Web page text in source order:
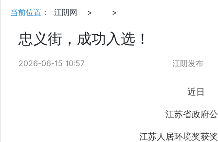
当前位置： 江阴网 > >
忠义街，成功入选！
2026-06-15 10:57 江阴发布
近日
江苏省政府
江苏人居环境奖获